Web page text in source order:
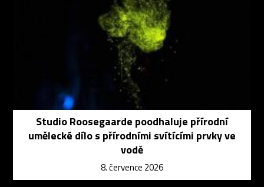
Studio Roosegaarde poodhaluje přírodní
umělecké dílo s přírodními svítícími prvky ve
vodě
8. července 2026